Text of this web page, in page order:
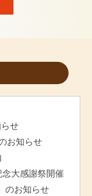
せ
お知らせ
大感謝祭開催
のお知らせ